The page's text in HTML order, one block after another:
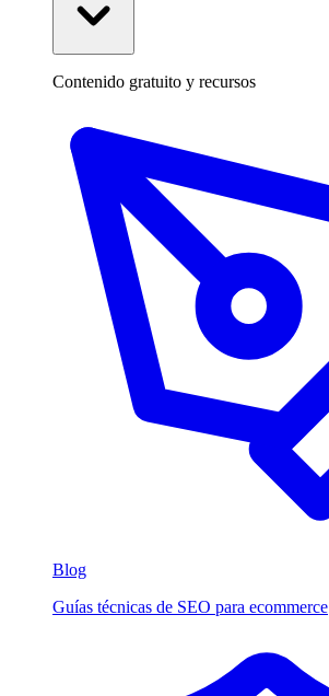
Contenido gratuito y recursos
Blog
Guías técnicas de SEO para ecommerce